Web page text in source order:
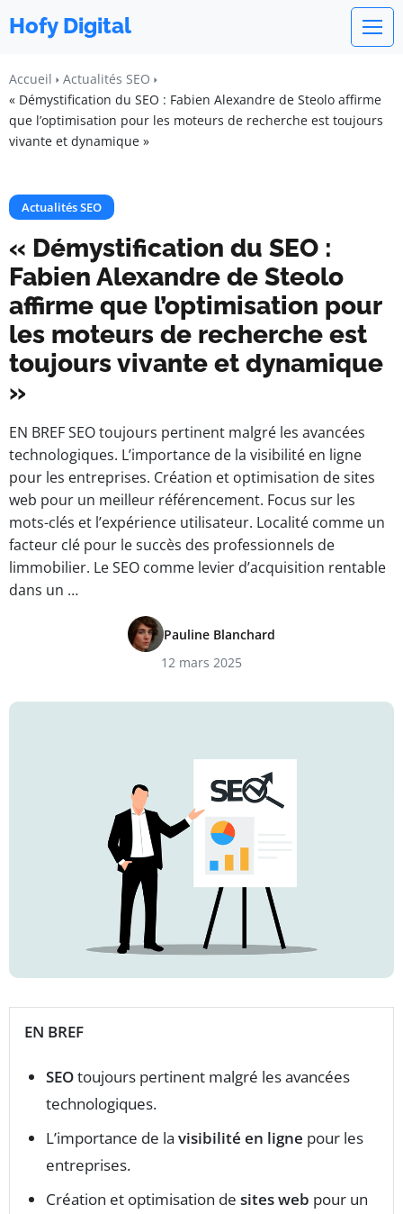
Hofy Digital
Accueil
Actualités SEO
« Démystification du SEO : Fabien Alexandre de Steolo affirme
que l’optimisation pour les moteurs de recherche est toujours
vivante et dynamique »
Actualités SEO
« Démystification du SEO :
Fabien Alexandre de Steolo
affirme que l’optimisation pour
les moteurs de recherche est
toujours vivante et dynamique
»
EN BREF SEO toujours pertinent malgré les avancées
technologiques. L’importance de la visibilité en ligne
pour les entreprises. Création et optimisation de sites
web pour un meilleur référencement. Focus sur les
mots-clés et l’expérience utilisateur. Localité comme un
facteur clé pour le succès des professionnels de
limmobilier. Le SEO comme levier d’acquisition rentable
dans un …
Pauline Blanchard
12 mars 2025
EN BREF
SEOtoujours pertinent malgré les avancées
technologiques.
L’importance de la visibilité en ligne pour les
entreprises.
Création et optimisation de sites web pour un